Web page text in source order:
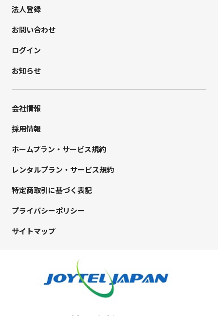
法人登録
お問い合わせ
ログイン
お知らせ
会社情報
採用情報
ホームプラン・サービス規約
レンタルプラン・サービス規約
特定商取引に基づく表記
プライバシーポリシー
サイトマップ